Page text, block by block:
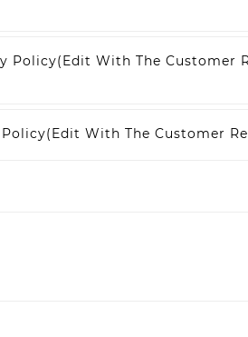
Policy(edit With The Customer
(edit With The Customer